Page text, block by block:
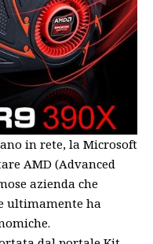
in rete, la Microsoft
AMD (Advanced
azienda che
ultimamente ha